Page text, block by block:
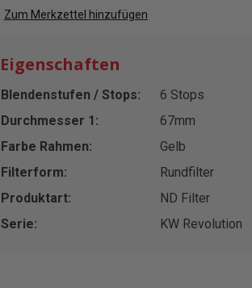
Zum Merkzettel hinzufügen
Eigenschaften
Blendenstufen / Stops:
6 Stops
Durchmesser 1:
67mm
Farbe Rahmen:
Gelb
Filterform:
Rundfilter
Produktart:
ND Filter
Serie:
KW Revolution